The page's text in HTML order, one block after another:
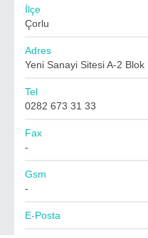
İlçe
Çorlu
Adres
Yeni Sanayi Sitesi A-2 Blok
Tel
0282 673 31 33
Fax
-
Gsm
-
E-Posta